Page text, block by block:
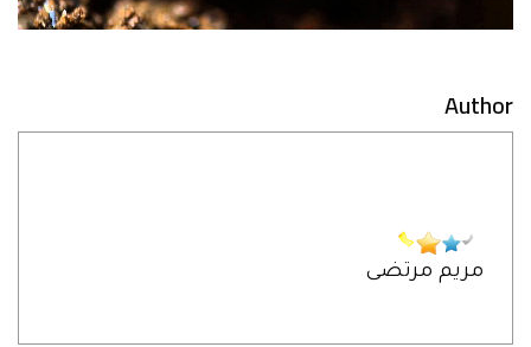
Author
مريم مرتضى